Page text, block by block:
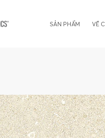
SẢN PHẨM VỀ